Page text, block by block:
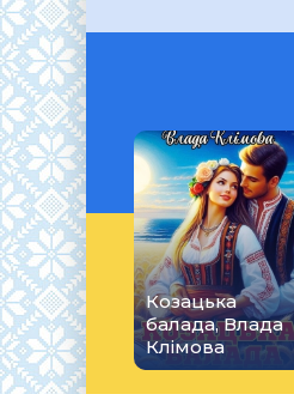
Козацька
балада, Влада
Клімова